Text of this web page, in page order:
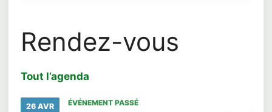
Rendez-vous
Tout l’agenda
26 AVR ÉVÉNEMENT PASSÉ